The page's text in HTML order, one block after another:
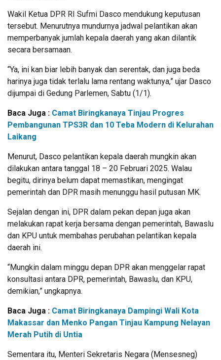
Wakil Ketua DPR RI Sufmi Dasco mendukung keputusan
tersebut. Menurutnya mundurnya jadwal pelantikan akan
memperbanyak jumlah kepala daerah yang akan dilantik
secara bersamaan.
“Ya, ini kan biar lebih banyak dan serentak, dan juga beda
harinya juga tidak terlalu lama rentang waktunya,” ujar Dasco
dijumpai di Gedung Parlemen, Sabtu (1/1).
Baca Juga : Camat Biringkanaya Tinjau Progres
Pembangunan TPS3R dan 10 Teba Modern di Kelurahan
Laikang
Menurut, Dasco pelantikan kepala daerah mungkin akan
dilakukan antara tanggal 18 – 20 Februari 2025. Walau
begitu, dirinya belum dapat memastikan, mengingat
pemerintah dan DPR masih menunggu hasil putusan MK.
Sejalan dengan ini, DPR dalam pekan depan juga akan
melakukan rapat kerja bersama dengan pemerintah, Bawaslu
dan KPU untuk membahas perubahan pelantikan kepala
daerah ini.
“Mungkin dalam minggu depan DPR akan menggelar rapat
konsultasi antara DPR, pemerintah, Bawaslu, dan KPU,
demikian,” ungkapnya.
Baca Juga : Camat Biringkanaya Dampingi Wali Kota
Makassar dan Menko Pangan Tinjau Kampung Nelayan
Merah Putih di Untia
Sementara itu, Menteri Sekretaris Negara (Mensesneg)